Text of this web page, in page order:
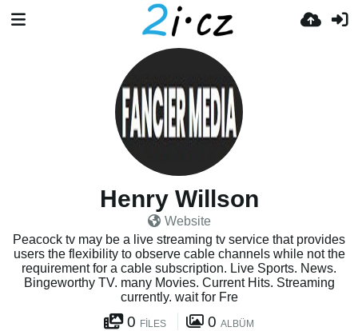
Henry Willson
Website
Peacock tv may be a live streaming tv service that provides
users the flexibility to observe cable channels while not the
requirement for a cable subscription. Live Sports. News.
Bingeworthy TV. many Movies. Current Hits. Streaming
currently. wait for Fre
0 FILES 0 ALBÜM